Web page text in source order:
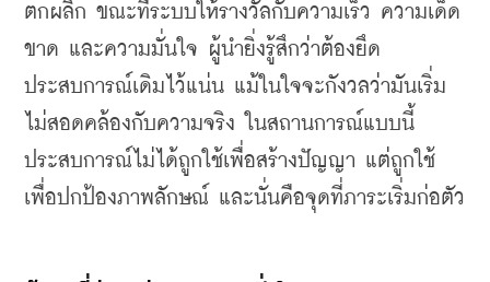
ตกผลึก ขณะที่ระบบให้รางวัลกับความเร็ว ความเด็ด
ขาด และความมั่นใจ ผู้นำยิ่งรู้สึกว่าต้องยึด
ประสบการณ์เดิมไว้แน่น แม้ในใจจะกังวลว่ามันเริ่ม
ไม่สอดคล้องกับความจริง ในสถานการณ์แบบนี้
ประสบการณ์ไม่ได้ถูกใช้เพื่อสร้างปัญญา แต่ถูกใช้
เพื่อปกป้องภาพลักษณ์ และนั่นคือจุดที่ภาระเริ่มก่อตัว